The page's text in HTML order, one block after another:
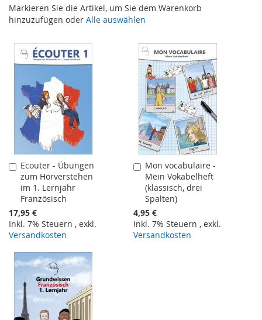
Markieren Sie die Artikel, um Sie dem Warenkorb
hinzuzufügen oder Alle auswählen
Ecouter - Übungen
zum Hörverstehen
im 1. Lernjahr
Französisch
17,95 €
Inkl. 7% Steuern , exkl.
Versandkosten
In
den
Warenkorb
Mon vocabulaire -
Mein Vokabelheft
(klassisch, drei
Spalten)
4,95 €
Inkl. 7% Steuern ,exkl.
Versandkosten
In
den
Warenkorb